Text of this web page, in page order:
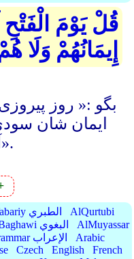
قُلْ يَوْمَ الْفَتْحِ
إِيمَانُهُمْ وَلَا
بگو :« روز
ایمان شان
آنها مهلت داده می شود».
AtTabariy الطبري
AlQurtubi
AlBaghawi البغوي
AlMuyassar
Grammar الإعراب
Arabic
Czech English
French